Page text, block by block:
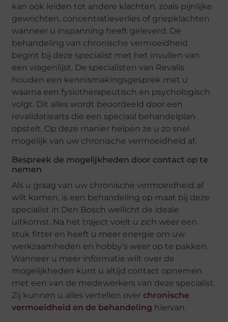
kan ook leiden tot andere klachten, zoals pijnlijke
gewrichten, concentratieverlies of griepklachten
wanneer u inspanning heeft geleverd. De
behandeling van chronische vermoeidheid
begint bij deze specialist met het invullen van
een vragenlijst. De specialisten van Revalis
houden een kennismakingsgesprek met u
waarna een fysiotherapeutisch en psychologisch
volgt. Dit alles wordt beoordeeld door een
revalidatiearts die een speciaal behandelplan
opstelt. Op deze manier helpen ze u zo snel
mogelijk van uw chronische vermoeidheid af.
Bespreek de mogelijkheden door contact op te
nemen
Als u graag van uw chronische vermoeidheid af
wilt komen, is een behandeling op maat bij deze
specialist in Den Bosch wellicht de ideale
uitkomst. Na het traject voelt u zich weer een
stuk fitter en heeft u meer energie om uw
werkzaamheden en hobby’s weer op te pakken.
Wanneer u meer informatie wilt over de
mogelijkheden kunt u altijd contact opnemen
met een van de medewerkers van deze specialist.
Zij kunnen u alles vertellen overchronische
vermoeidheid en de behandeling hiervan.